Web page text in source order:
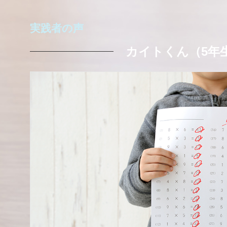
実践者の声
カイトくん（5年